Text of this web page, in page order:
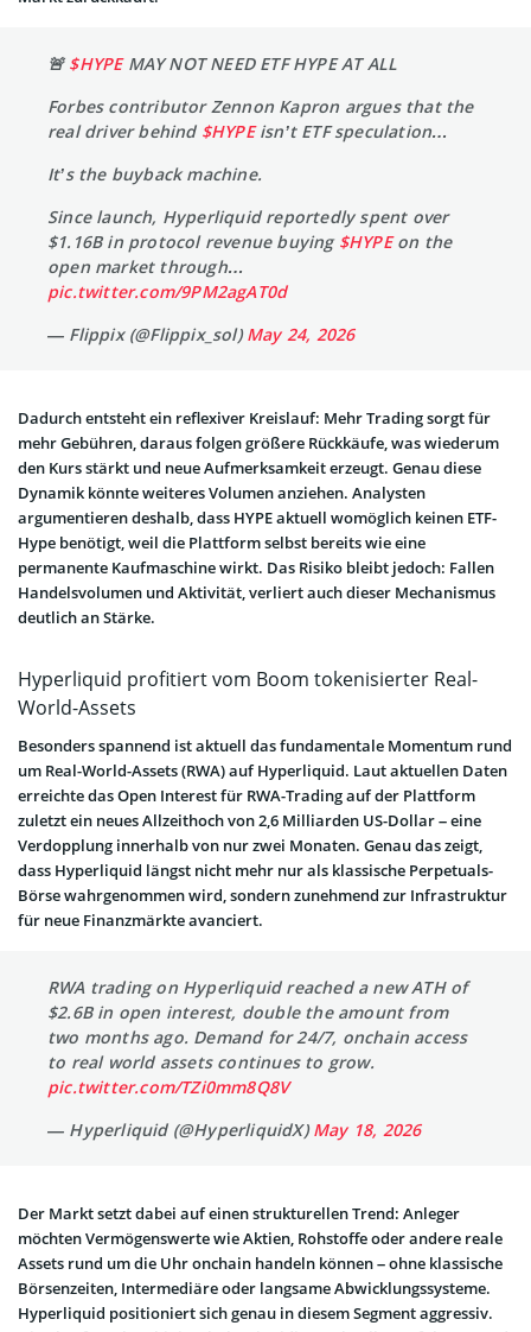
🚨 $HYPEMAY NOT NEED ETF HYPE AT ALL
Forbes contributor Zennon Kapron argues that the
real driver behind $HYPEisn’t ETF speculation…
It’s the buyback machine.
Since launch, Hyperliquid reportedly spent over
$1.16B in protocol revenue buying $HYPEon the
open market through…
pic.twitter.com/9PM2agAT0d
— Flippix (@Flippix_sol)May 24, 2026
Dadurch entsteht ein reflexiver Kreislauf: Mehr Trading sorgt für
mehr Gebühren, daraus folgen größere Rückkäufe, was wiederum
den Kurs stärkt und neue Aufmerksamkeit erzeugt. Genau diese
Dynamik könnte weiteres Volumen anziehen. Analysten
argumentieren deshalb, dass HYPE aktuell womöglich keinen ETF-
Hype benötigt, weil die Plattform selbst bereits wie eine
permanente Kaufmaschine wirkt. Das Risiko bleibt jedoch: Fallen
Handelsvolumen und Aktivität, verliert auch dieser Mechanismus
deutlich an Stärke.
Hyperliquid profitiert vom Boom tokenisierter Real-
World-Assets
Besonders spannend ist aktuell das fundamentale Momentum rund
um Real-World-Assets (RWA) auf Hyperliquid. Laut aktuellen Daten
erreichte das Open Interest für RWA-Trading auf der Plattform
zuletzt ein neues Allzeithoch von 2,6 Milliarden US-Dollar – eine
Verdopplung innerhalb von nur zwei Monaten. Genau das zeigt,
dass Hyperliquid längst nicht mehr nur als klassische Perpetuals-
Börse wahrgenommen wird, sondern zunehmend zur Infrastruktur
für neue Finanzmärkte avanciert.
RWA trading on Hyperliquid reached a new ATH of
$2.6B in open interest, double the amount from
two months ago. Demand for 24/7, onchain access
to real world assets continues to grow.
pic.twitter.com/TZi0mm8Q8V
— Hyperliquid (@HyperliquidX)May 18, 2026
Der Markt setzt dabei auf einen strukturellen Trend: Anleger
möchten Vermögenswerte wie Aktien, Rohstoffe oder andere reale
Assets rund um die Uhr onchain handeln können – ohne klassische
Börsenzeiten, Intermediäre oder langsame Abwicklungssysteme.
Hyperliquid positioniert sich genau in diesem Segment aggressiv.